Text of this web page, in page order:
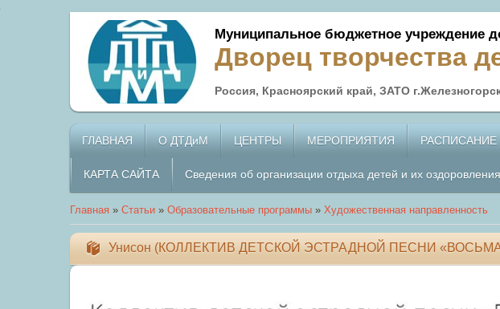
Муниципальное бюджетное учреждение
Дворец творчества
Россия, Красноярский край, ЗАТО
ГЛАВНАЯ О ДТДиМ ЦЕНТРЫ МЕРОПРИЯТИЯ РАСПИСАНИЕ
КАРТА САЙТА Сведения об организации отдыха детей и их оздоровления
Главная » Статьи » Образовательные программы » Художественная направленность
Унисон (КОЛЛЕКТИВ ДЕТСКОЙ ЭСТРАДНОЙ ПЕСНИ